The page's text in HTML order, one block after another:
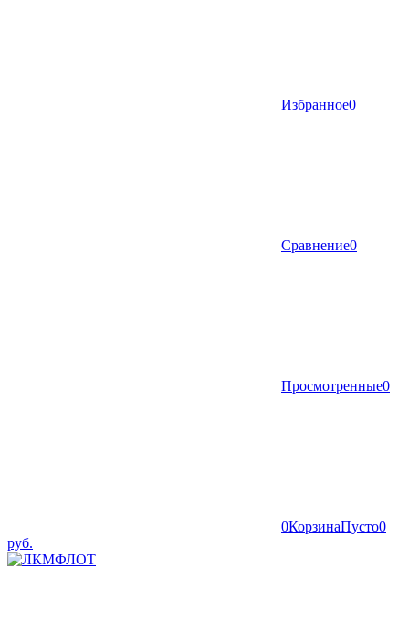
Избранное0
Сравнение0
Просмотренные0
0КорзинаПусто0
руб.